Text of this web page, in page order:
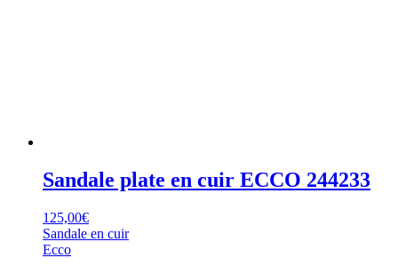
Sandale plate en cuir ECCO 244233
125,00€
Sandale en cuir
Ecco